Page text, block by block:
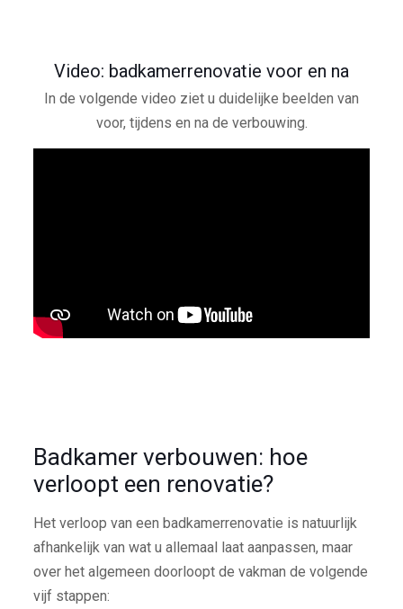
Video: badkamerrenovatie voor en na
In de volgende video ziet u duidelijke beelden van
voor, tijdens en na de verbouwing.
Badkamer verbouwen: hoe
verloopt een renovatie?
Het verloop van een badkamerrenovatie is natuurlijk
afhankelijk van wat u allemaal laat aanpassen, maar
over het algemeen doorloopt de vakman de volgende
vijf stappen: